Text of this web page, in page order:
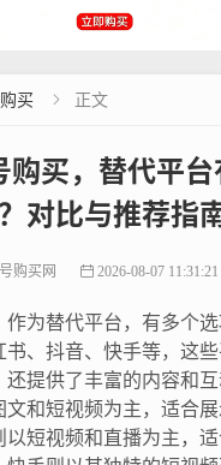
买  正文
购买，替代平
对比与推荐指
购买网 2026-08-07 11:31:21
为替代平台，有多个选
书、抖音、快手等，这
还提供了丰富的内容和
文和短视频为主，适合
短视频和直播为主，适